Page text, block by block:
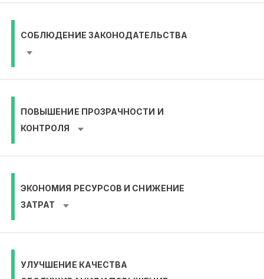
СОБЛЮДЕНИЕ ЗАКОНОДАТЕЛЬСТВА
ПОВЫШЕНИЕ ПРОЗРАЧНОСТИ И
КОНТРОЛЯ
ЭКОНОМИЯ РЕСУРСОВ И СНИЖЕНИЕ
ЗАТРАТ
УЛУЧШЕНИЕ КАЧЕСТВА